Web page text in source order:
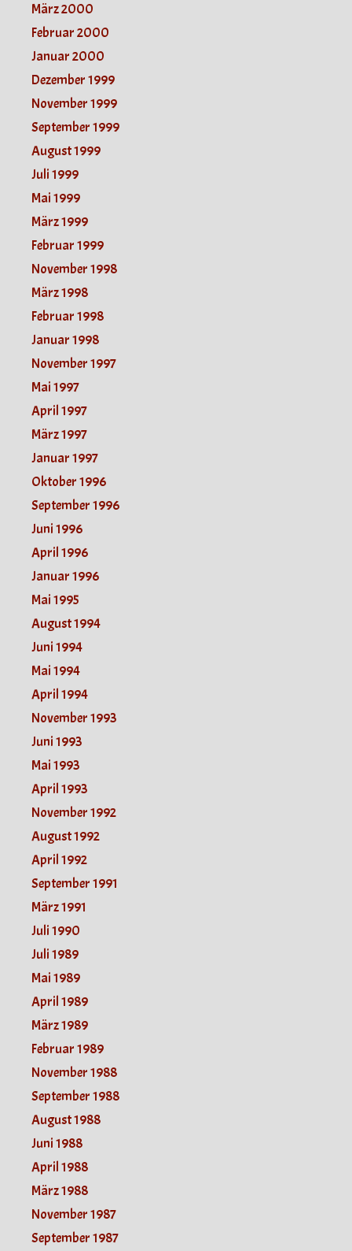
März 2000
Februar 2000
Januar 2000
Dezember 1999
November 1999
September 1999
August 1999
Juli 1999
Mai 1999
März 1999
Februar 1999
November 1998
März 1998
Februar 1998
Januar 1998
November 1997
Mai 1997
April 1997
März 1997
Januar 1997
Oktober 1996
September 1996
Juni 1996
April 1996
Januar 1996
Mai 1995
August 1994
Juni 1994
Mai 1994
April 1994
November 1993
Juni 1993
Mai 1993
April 1993
November 1992
August 1992
April 1992
September 1991
März 1991
Juli 1990
Juli 1989
Mai 1989
April 1989
März 1989
Februar 1989
November 1988
September 1988
August 1988
Juni 1988
April 1988
März 1988
November 1987
September 1987